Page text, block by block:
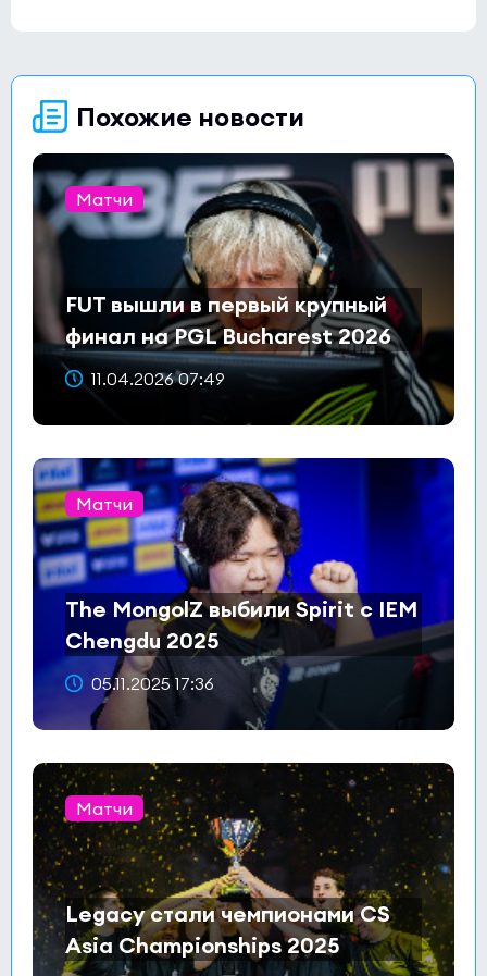
Похожие новости
Матчи
FUT вышли в первый крупный
финал на PGL Bucharest 2026
11.04.2026 07:49
Матчи
The MongolZ выбили Spirit с IEM
Chengdu 2025
05.11.2025 17:36
Матчи
Legacy стали чемпионами CS
Asia Championships 2025